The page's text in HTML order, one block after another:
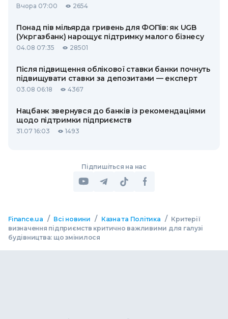
Вчора 07:00 2654
Понад пів мільярда гривень для ФОПів: як UGB
(Укргазбанк) нарощує підтримку малого бізнесу
04.08 07:35 28501
Після підвищення облікової ставки банки почнуть
підвищувати ставки за депозитами — експерт
03.08 06:18 4367
Нацбанк звернувся до банків із рекомендаціями
щодо підтримки підприємств
31.07 16:03 1493
Підпишіться на нас
Finance.ua / Всі новини / Казна та Політика / Критерії
визначення підприємств критично важливими для галузі
будівництва: що змінилося